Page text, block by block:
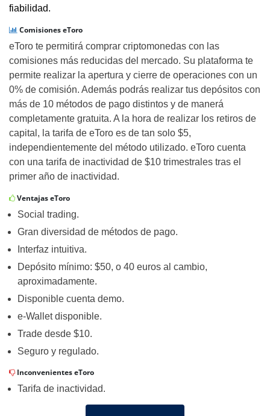
fiabilidad.
Comisiones eToro
eToro te permitirá comprar criptomonedas con las
comisiones más reducidas del mercado. Su plataforma te
permite realizar la apertura y cierre de operaciones con un
0% de comisión. Además podrás realizar tus depósitos con
más de 10 métodos de pago distintos y de manerá
completamente gratuita. A la hora de realizar los retiros de
capital, la tarifa de eToro es de tan solo $5,
independientemente del método utilizado. eToro cuenta
con una tarifa de inactividad de $10 trimestrales tras el
primer año de inactividad.
Ventajas eToro
Social trading.
Gran diversidad de métodos de pago.
Interfaz intuitiva.
Depósito mínimo: $50, o 40 euros al cambio,
aproximadamente.
Disponible cuenta demo.
e-Wallet disponible.
Trade desde $10.
Seguro y regulado.
Inconvenientes eToro
Tarifa de inactividad.